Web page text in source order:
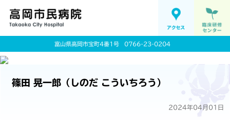
富山県高岡市宝町4番1号 0766-23-0204
篠田 晃一郎（しのだ こういちろう）
2024年04月01日